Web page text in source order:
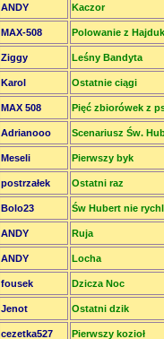
ANDY Kaczor
MAX-508 Polowanie z
Ziggy Leśny Bandyta
Karol Ostatnie ciągi
MAX 508 Pięć zbiorówek z
Adrianooo Scenariusz Św.
Meseli Pierwszy byk
postrzałek Ostatni raz
Bolo23 Św Hubert nie
ANDY Ruja
ANDY Locha
fousek Dzicza Noc
Jenot Ostatni dzik
cezetka527 Pierwszy kozioł